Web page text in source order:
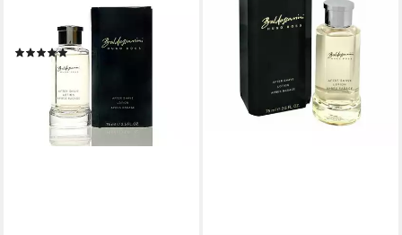
Baldessarini After Shave
Lotion 75 ml
(1)
ab 37,73 €
(503,07 €/ 1 l)
lieferbar - in 8-10 Werktagen bei